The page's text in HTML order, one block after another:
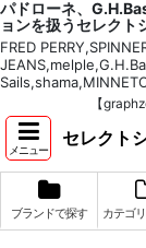
パドローネ、
ョンを扱うセレクト
FRED
【
メニュー
セレクト
ブランドで探す カテゴ